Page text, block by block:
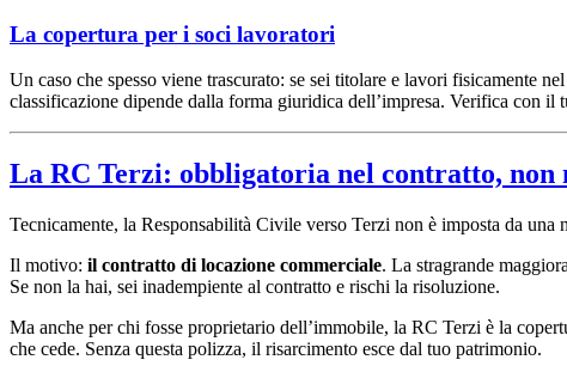
La copertura per i soci lavoratori
Un caso che spesso viene trascurato: se sei titolare e lavori fisicamente
classificazione dipende dalla forma giuridica dell’impresa. Verifica con
La RC Terzi: obbligatoria nel contratto, non
Tecnicamente, la Responsabilità Civile verso Terzi non è imposta da
Il motivo: il contratto di locazione commerciale. La stragrande
Se non la hai, sei inadempiente al contratto e rischi la risoluzione.
Ma anche per chi fosse proprietario dell’immobile, la RC Terzi è la
che cede. Senza questa polizza, il risarcimento esce dal tuo patrimonio.